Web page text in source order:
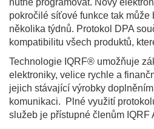
nutné programovat. Nový
pokročilé síťové funkce tak může
několika týdnů. Protokol DPA
kompatibilitu všech produktů,
Technologie IQRF® umožňuje
elektroniky, velice rychle a
jejich stávající výrobky
komunikaci. Plné využití
služeb je přístupné členům IQRF